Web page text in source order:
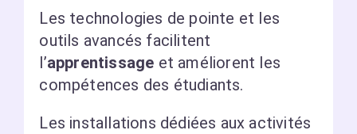
Les technologies de pointe et les
outils avancés facilitent
l’apprentissage et améliorent les
compétences des étudiants.
Les installations dédiées aux activités